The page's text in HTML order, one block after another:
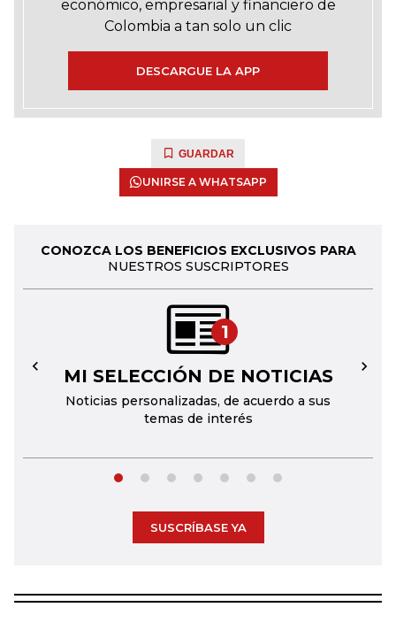
económico, empresarial y financiero de
Colombia a tan solo un clic
DESCARGUE LA APP
GUARDAR
UNIRSE A WHATSAPP
CONOZCA LOS BENEFICIOS EXCLUSIVOS PARA
NUESTROS SUSCRIPTORES
1
MI SELECCIÓN DE NOTICIAS
Noticias personalizadas, de acuerdo a sus
temas de interés
← →
SUSCRÍBASE YA